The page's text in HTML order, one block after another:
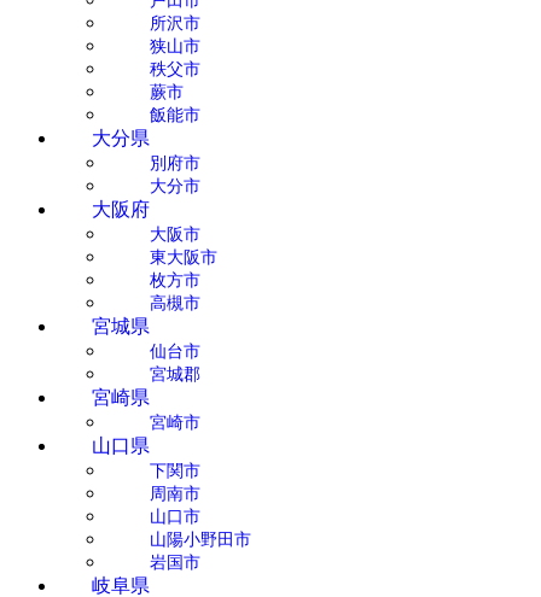
所沢市
狭山市
秩父市
蕨市
飯能市
大分県
別府市
大分市
大阪府
大阪市
東大阪市
枚方市
高槻市
宮城県
仙台市
宮城郡
宮崎県
宮崎市
山口県
下関市
周南市
山口市
山陽小野田市
岩国市
岐阜県